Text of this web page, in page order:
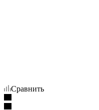
Сравнить